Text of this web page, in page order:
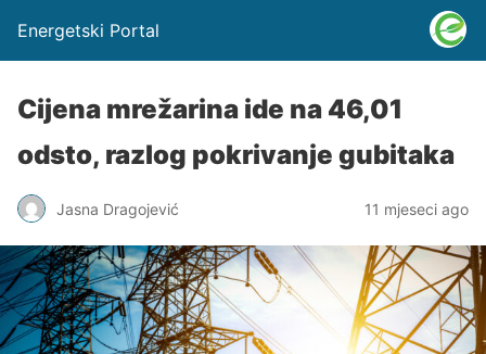
Energetski Portal
Cijena mrežarina ide na 46,01
odsto, razlog pokrivanje gubitaka
Jasna Dragojević 11 mjeseci ago